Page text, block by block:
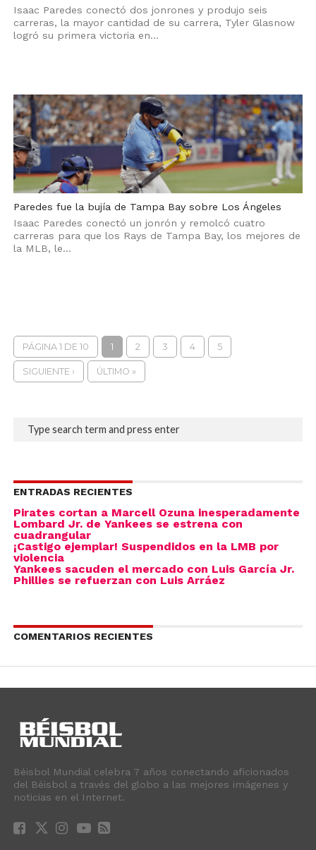
Isaac Paredes conectó dos jonrones y produjo seis
carreras, la mayor cantidad de su carrera, Tyler Glasnow
logró su primera victoria en...
Paredes fue la bujía de Tampa Bay sobre Los Ángeles
Isaac Paredes conectó un jonrón y remolcó cuatro
carreras para que los Rays de Tampa Bay, los mejores de
la MLB, le...
PÁGINA 1 DE 10 1 2 3 4 5
SIGUIENTE › ÚLTIMO »
ENTRADAS RECIENTES
Pirates cortan a Marcell Ozuna inesperadamente
Lombard Jr. de Yankees se estrena con
cuadrangular
¡Castigo ejemplar! Suspendidos en la LMB por
violencia
Yankees sacuden el mercado con Luis García Jr.
Phillies se refuerzan con Luis Arráez
COMENTARIOS RECIENTES
Béisbol Mundial celebra 7 años conectando aficionados
del Béisbol a través del globo a las mejores imágenes y
noticias en el Internet.